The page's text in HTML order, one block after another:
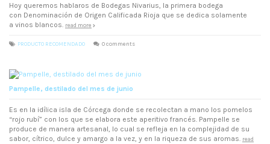
Hoy queremos hablaros de Bodegas Nivarius, la primera bodega
con Denominación de Origen Calificada Rioja que se dedica solamente
a vinos blancos.
read more
PRODUCTO RECOMENDADO 0 comments
Pampelle, destilado del mes de junio
Es en la idílica isla de Córcega donde se recolectan a mano los pomelos
“rojo rubí” con los que se elabora este aperitivo francés. Pampelle se
produce de manera artesanal, lo cual se refleja en la complejidad de su
sabor, cítrico, dulce y amargo a la vez, y en la riqueza de sus aromas. read